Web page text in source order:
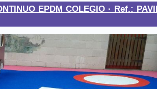
EPDM COLEGIO · Ref.: